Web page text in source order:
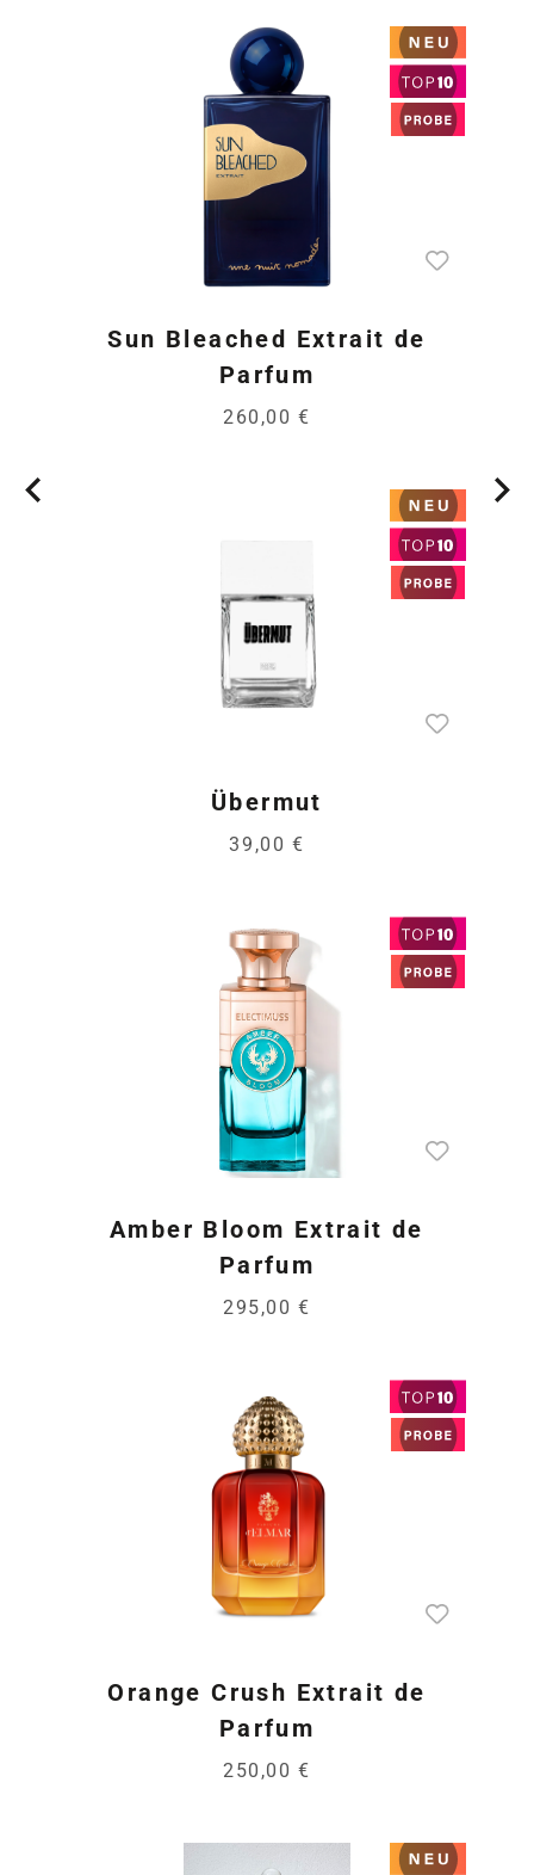
Sun Bleached Extrait de
Parfum
260,00 €
Übermut
39,00 €
Amber Bloom Extrait de
Parfum
295,00 €
Orange Crush Extrait de
Parfum
250,00 €